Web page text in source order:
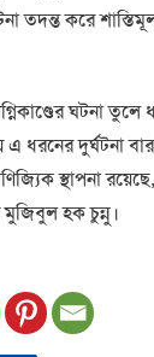
তদন্ত করে
ঘটনা
এ ধরনের দুর্ঘটনা
স্থাপনা
মুজিবুল হক চুন্নু।